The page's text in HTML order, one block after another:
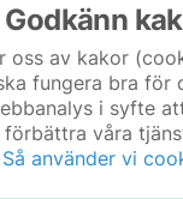
Godkänn
oss av kakor
fungera bra för
i syfte
förbättra våra
Så använder vi